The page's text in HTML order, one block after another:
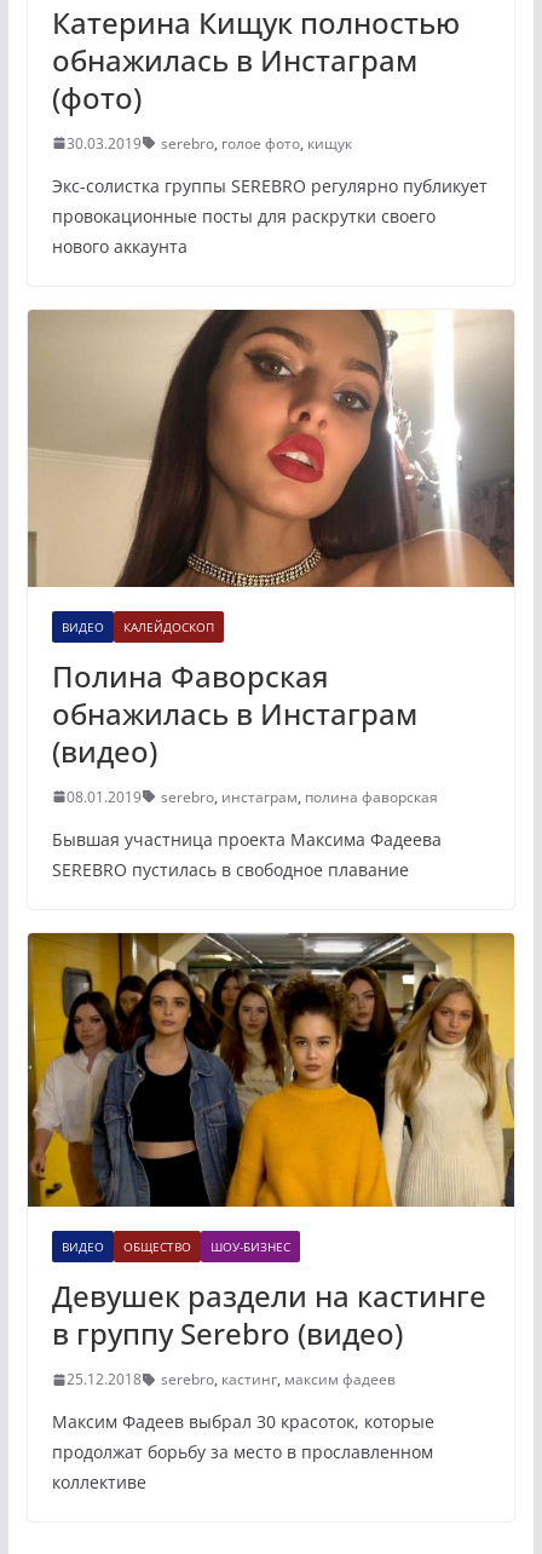
Катерина Кищук полностью
обнажилась в Инстаграм
(фото)
30.03.2019 serebro, голое фото, кищук
Экс-солистка группы SEREBRO регулярно публикует
провокационные посты для раскрутки своего
нового аккаунта
ВИДЕО КАЛЕЙДОСКОП
Полина Фаворская
обнажилась в Инстаграм
(видео)
08.01.2019 serebro, инстаграм, полина фаворская
Бывшая участница проекта Максима Фадеева
SEREBRO пустилась в свободное плавание
ВИДЕО ОБЩЕСТВО ШОУ-БИЗНЕС
Девушек раздели на кастинге
в группу Serebro (видео)
25.12.2018 serebro, кастинг, максим фадеев
Максим Фадеев выбрал 30 красоток, которые
продолжат борьбу за место в прославленном
коллективе